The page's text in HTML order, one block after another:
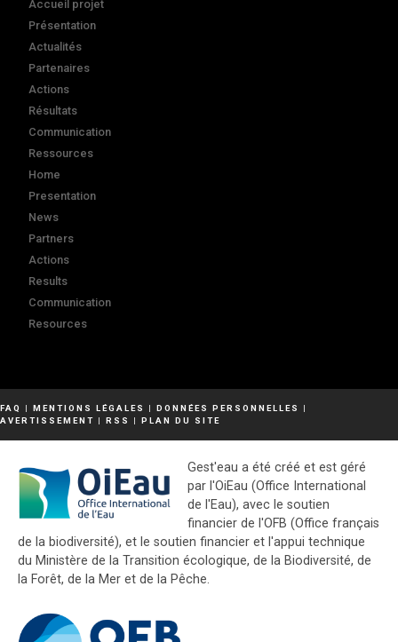
Accueil projet
Présentation
Actualités
Partenaires
Actions
Résultats
Communication
Ressources
Home
Presentation
News
Partners
Actions
Results
Communication
Resources
FAQ | MENTIONS LÉGALES | DONNÉES PERSONNELLES
|
AVERTISSEMENT | RSS | PLAN DU SITE
Gest'eau a été créé et est géré
par l'OiEau (Office International
de l'Eau), avec le soutien
financier de l'OFB (Office français
de la biodiversité), et le soutien financier et l'appui technique
du Ministère de la Transition écologique, de la Biodiversité, de
la Forêt, de la Mer et de la Pêche.